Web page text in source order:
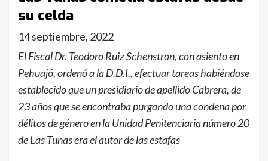
su celda
14 septiembre, 2022
El Fiscal Dr. Teodoro Ruiz Schenstron, con asiento en
Pehuajó, ordenó a la D.D.I., efectuar tareas habiéndose
establecido que un presidiario de apellido Cabrera, de
23 años que se encontraba purgando una condena por
délitos de género en la Unidad Penitenciaria número 20
de Las Tunas era el autor de las estafas